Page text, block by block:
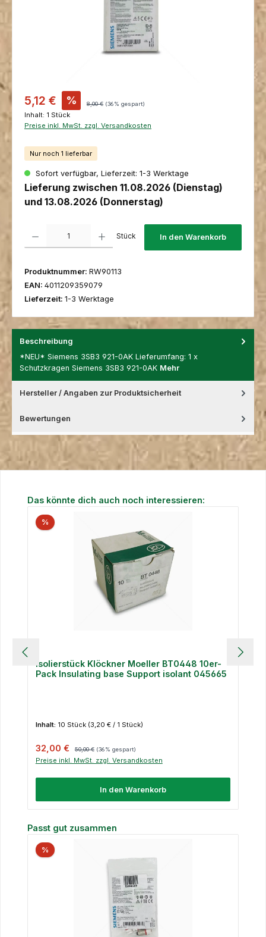
Verkaufspreis:
5,12 € % Regulärer Preis:
8,00 € (36% gespart)
Inhalt: 1 Stück
Preise inkl. MwSt. zzgl. Versandkosten
Nur noch 1 lieferbar
Sofort verfügbar, Lieferzeit: 1-3 Werktage
Lieferung zwischen 11.08.2026 (Dienstag)
und 13.08.2026 (Donnerstag)
Stück In den Warenkorb
Produktnummer: RW90113
EAN: 4011209359079
Lieferzeit: 1-3 Werktage
Beschreibung
*NEU* Siemens 3SB3 921-0AK Lieferumfang: 1 x
Schutzkragen Siemens 3SB3 921-0AK Mehr
Hersteller / Angaben zur Produktsicherheit
Bewertungen
Produktgalerie überspringen
Das könnte dich auch noch interessieren:
%
Isolierstück Klöckner Moeller BT0448 10er-
Pack Insulating base Support isolant 045665
Inhalt: 10 Stück (3,20 € / 1 Stück)
Verkaufspreis:
32,00 € 50,00 € (36% gespart)
Preise inkl. MwSt. zzgl. Versandkosten
In den Warenkorb
Produktgalerie überspringen
Passt gut zusammen
%